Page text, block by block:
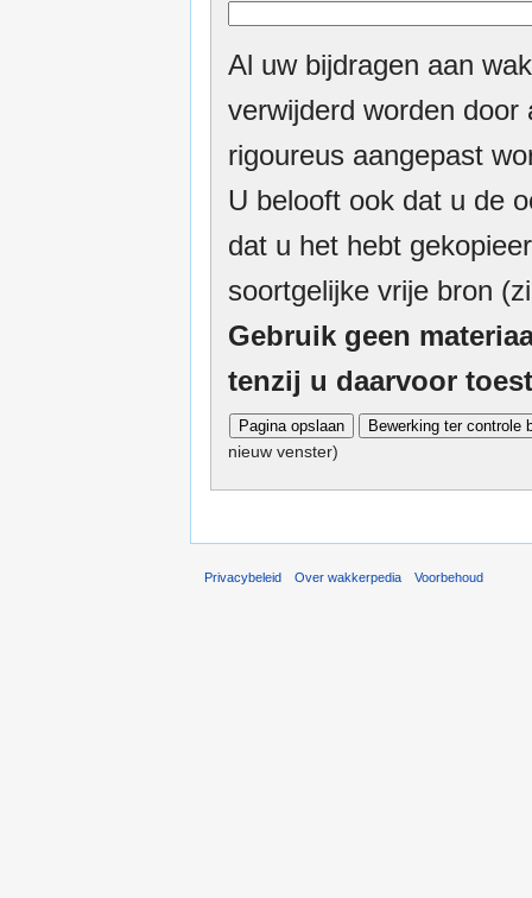
Al uw bijdragen aan
verwijderd worden
rigoureus aangepast
U belooft ook dat u de
dat u het hebt
soortgelijke vrije bron
Gebruik geen
tenzij u daarvoor
nieuw venster)
Privacybeleid Over wakkerpedia Voorbehoud